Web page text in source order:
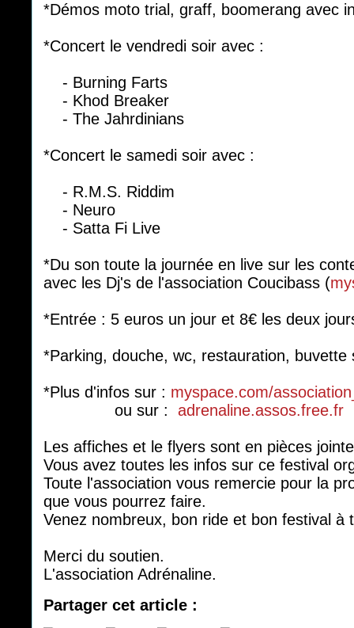
*Démos moto trial, graff, boomerang avec
*Concert le vendredi soir avec :
- Burning Farts
- Khod Breaker
- The Jahrdinians
*Concert le samedi soir avec :
- R.M.S. Riddim
- Neuro
- Satta Fi Live
*Du son toute la journée en live sur les
avec les Dj's de l'association Coucibass (
*Entrée : 5 euros un jour et 8€ les deux
*Parking, douche, wc, restauration, buvette
*Plus d'infos sur : myspace.com/
ou sur : adrenaline.assos.free.fr
Les affiches et le flyers sont en pièces
Vous avez toutes les infos sur ce festival
Toute l'association vous remercie pour la
que vous pourrez faire.
Venez nombreux, bon ride et bon festival à
Merci du soutien.
L'association Adrénaline.
Partager cet article :